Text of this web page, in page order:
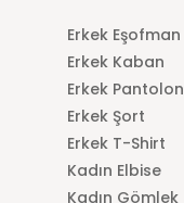
Erkek Eşofman
Erkek Kaban
Erkek Pantolon
Erkek Şort
Erkek T-Shirt
Kadın Elbise
Kadın Gömlek